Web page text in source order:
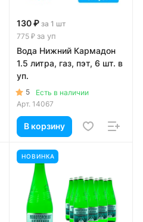
130 ₽ за 1 шт
775 ₽ за уп
Вода Нижний Кармадон
1.5 литра, газ, пэт, 6 шт. в
уп.
5
Есть в наличии
Арт. 14067
В корзину
НОВИНКА